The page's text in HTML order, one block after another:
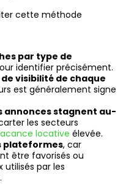
cette méthode
par type de
identifier précisément.
visibilité de chaque
est généralement signe
annonces stagnent au-
les secteurs
locative élevée.
plateformes, car
être favorisés ou
utilisés par les